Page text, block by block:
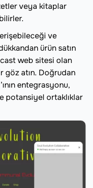
veya kitaplar
ve
ürün satın
web sitesi olan
göz atın. Doğrudan
entegrasyonu,
potansiyel ortaklıklar